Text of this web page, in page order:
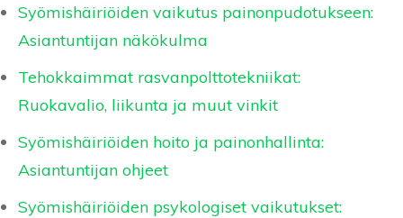
Syömishäiriöiden vaikutus painonpudotukseen:
Asiantuntijan näkökulma
Tehokkaimmat rasvanpolttotekniikat:
Ruokavalio, liikunta ja muut vinkit
Syömishäiriöiden hoito ja painonhallinta:
Asiantuntijan ohjeet
Syömishäiriöiden psykologiset vaikutukset: